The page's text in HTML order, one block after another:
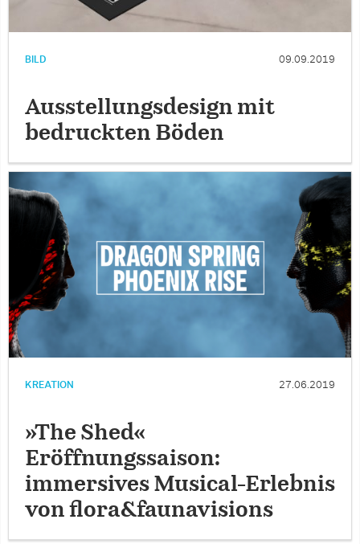
BILD 09.09.2019
Ausstellungsdesign mit
bedruckten Böden
KREATION 27.06.2019
»The Shed«
Eröffnungssaison:
immersives Musical-Erlebnis
von flora&faunavisions